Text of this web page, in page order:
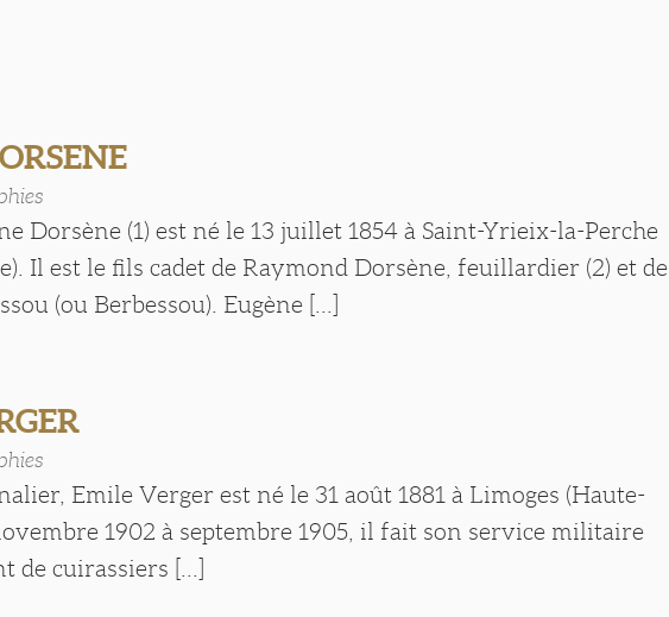
Dorsène (1) est né le 13 juillet 1854 à Saint-Yrieix-la-Perche
Il est le fils cadet de Raymond Dorsène, feuillardier (2) et de
(ou Berbessou). Eugène [...]
Emile Verger est né le 31 août 1881 à Limoges (Haute-
1902 à septembre 1905, il fait son service militaire
de cuirassiers [...]